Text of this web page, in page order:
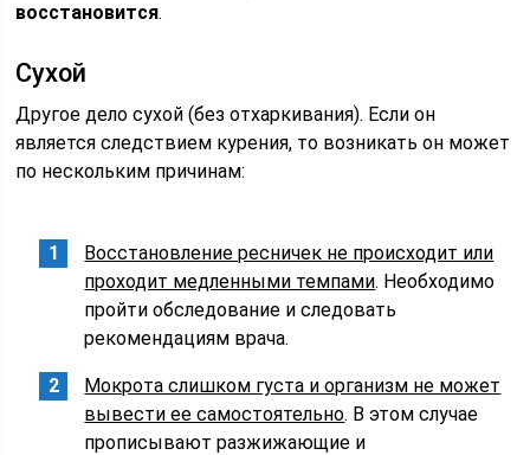
восстановится.
Сухой
Другое дело сухой (без отхаркивания). Если он
является следствием курения, то возникать он может
по нескольким причинам:
Восстановление ресничек не происходит или
проходит медленными темпами. Необходимо
пройти обследование и следовать
рекомендациям врача.
Мокрота слишком густа и организм не может
вывести ее самостоятельно. В этом случае
прописывают разжижающие и